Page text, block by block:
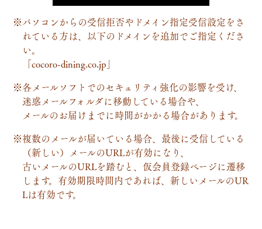
※パソコンからの受信拒否やドメイン指定受信設定をさ
れている方は、以下のドメインを追加でご指定くださ
い。
「cocoro-dining.co.jp」
※各メールソフトでのセキュリティ強化の影響を受け、
迷惑メールフォルダに移動している場合や、
メールのお届けまでに時間がかかる場合があります。
※複数のメールが届いている場合、最後に受信している
（新しい）メールのURLが有効になり、
古いメールのURLを踏むと、仮会員登録ページに遷移
します。有効期限時間内であれば、新しいメールのUR
Lは有効です。